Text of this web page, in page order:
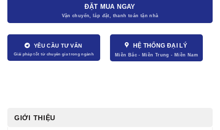
ĐẶT MUA NGAY
YÊU CẦU TƯ VẤN HỆ THỐNG ĐẠI LÝ
GIỚI THIỆU